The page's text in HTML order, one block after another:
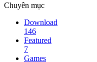
Chuyên mục
Download
146
Featured
7
Games